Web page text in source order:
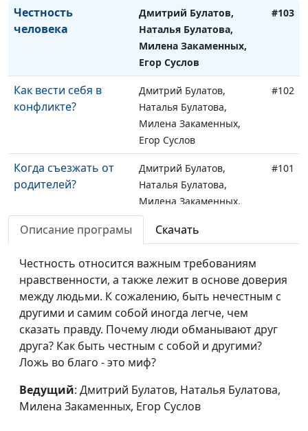
Честность
человека
Дмитрий Булатов,
Наталья Булатова,
Милена Закаменных,
Егор Суслов
#103
Как вести себя в
конфликте?
Дмитрий Булатов,
Наталья Булатова,
Милена Закаменных,
Егор Суслов
#102
Когда съезжать от
родителей?
Дмитрий Булатов,
Наталья Булатова,
Милена Закаменных,
Егор Суслов
#101
счастье?
Дмитрий Булатов,
Наталья Булатова,
Милена Закаменных,
Егор Суслов
#100
Тратить время
впустую
Дмитрий Булатов, Елена
Солдатова, Милена
Закаменных, Егор Суслов
Угрызения совести
Дмитрий Булатов, Елена
Солдатова, Милена
Закаменных, Егор Суслов
Описание програмы Скачать
Честность относится важным требованиям
нравственности, а также лежит в основе доверия
между людьми. К сожалению, быть нечестным с
другими и самим собой иногда легче, чем
сказать правду. Почему люди обманывают друг
друга? Как быть честным с собой и другими?
Ложь во благо - это миф?
Ведущий: Дмитрий Булатов, Наталья Булатова,
Милена Закаменных, Егор Суслов